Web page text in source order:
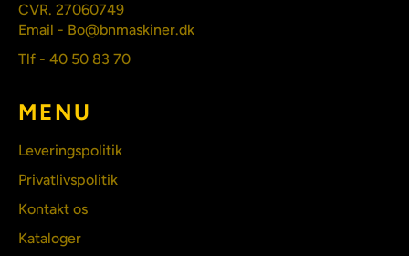
CVR. 27060749
Email - Bo@bnmaskiner.dk
Tlf - 40 50 83 70
MENU
Leveringspolitik
Privatlivspolitik
Kontakt os
Kataloger